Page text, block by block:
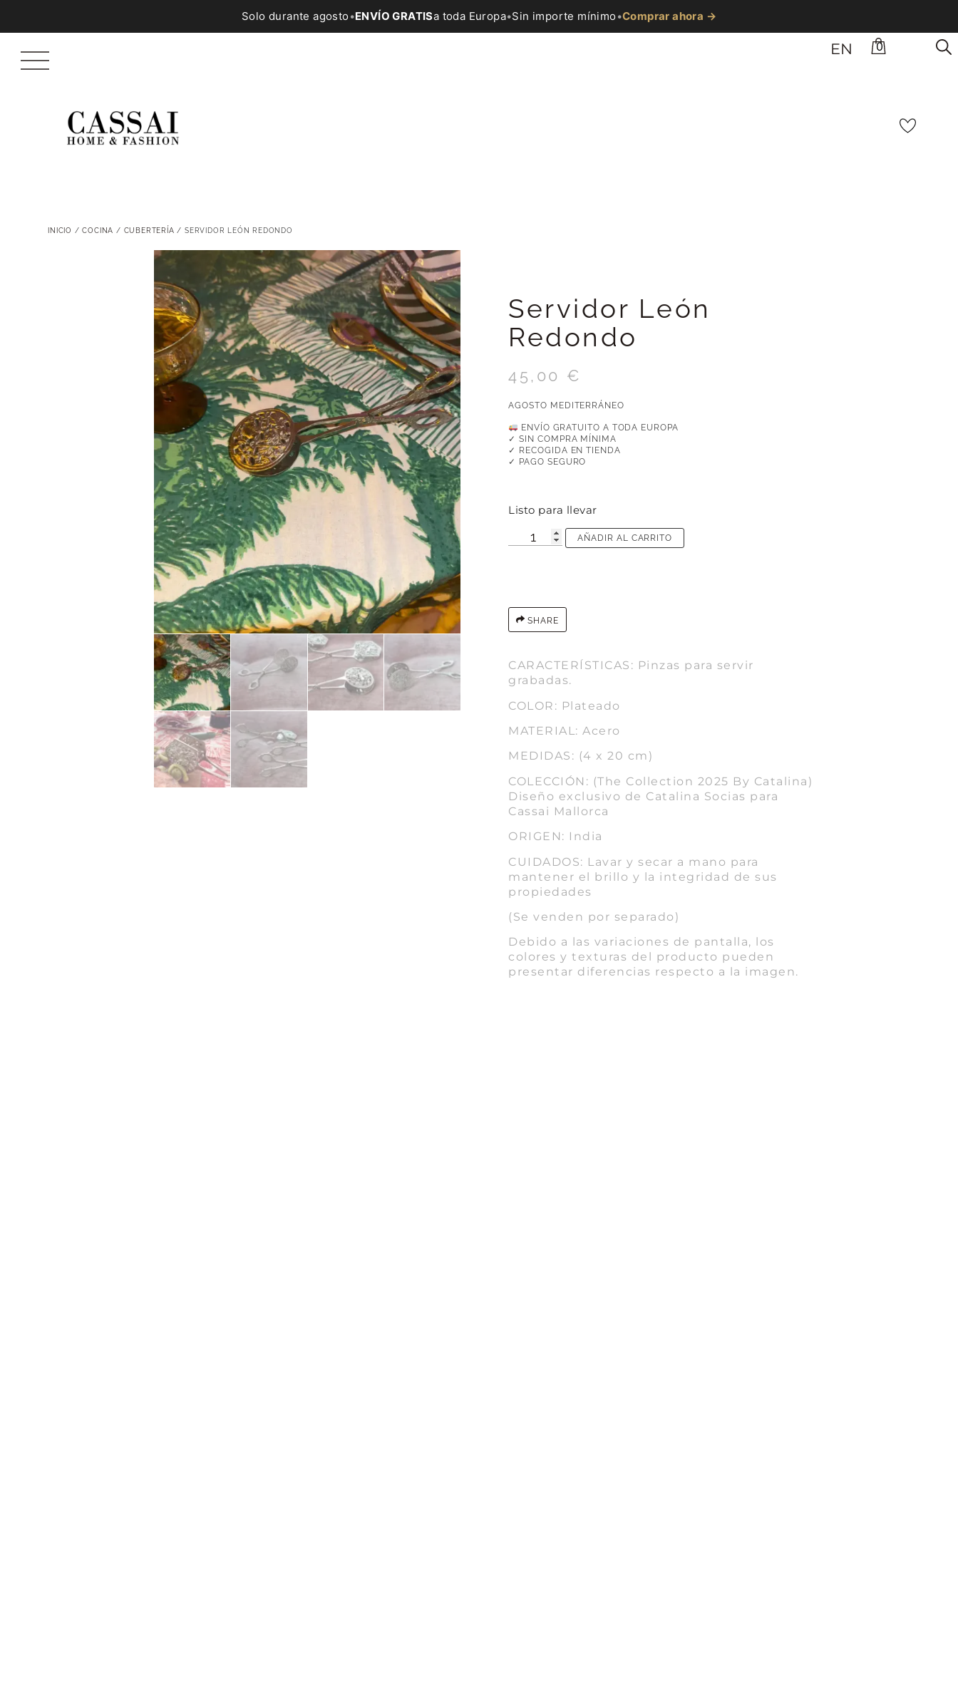
Solo durante agosto •ENVÍO GRATISa toda Europa•Sin importe mínimo •Comprar ahora →
EN 0
INICIO /COCINA / CUBERTERÍA / SERVIDOR LEÓN REDONDO
Servidor León
Redondo
45,00 €
AGOSTO MEDITERRÁNEO
ENVÍO GRATUITO A TODA EUROPA
✓ SIN COMPRA MÍNIMA
✓ RECOGIDA EN TIENDA
✓ PAGO SEGURO
Listo para llevar
AÑADIR AL CARRITO
SHARE
CARACTERÍSTICAS: Pinzas para servir
grabadas.
COLOR: Plateado
MATERIAL: Acero
MEDIDAS: (4 x 20 cm)
COLECCIÓN: (The Collection 2025 By Catalina)
Diseño exclusivo de Catalina Socias para
Cassai Mallorca
ORIGEN: India
CUIDADOS: Lavar y secar a mano para
mantener el brillo y la integridad de sus
propiedades
(Se venden por separado)
Debido a las variaciones de pantalla, los
colores y texturas del producto pueden
presentar diferencias respecto a la imagen.